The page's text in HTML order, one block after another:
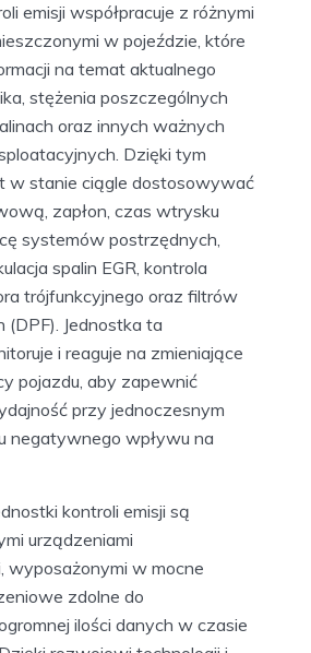
emisji współpracuje z różnymi
w pojeździe, które
na temat aktualnego
stężenia poszczególnych
oraz innych ważnych
Dzięki tym
w stanie ciągle dostosowywać
zapłon, czas wtrysku
systemów postrzędnych,
spalin EGR, kontrola
trójfunkcyjnego oraz filtrów
(DPF). Jednostka ta
i reaguje na zmieniające
pojazdu, aby zapewnić
przy jednoczesnym
negatywnego wpływu na
kontroli emisji są
urządzeniami
wyposażonymi w mocne
zdolne do
ilości danych w czasie